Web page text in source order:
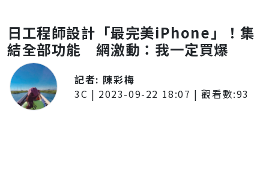
日工程師設計「最完美iPhone」！集
結全部功能 網激動：我一定買爆
記者: 陳彩梅
3C | 2023-09-22 18:07 | 觀看數:93